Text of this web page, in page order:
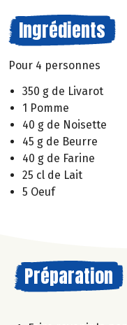
Ingrédients
Pour 4 personnes
350 g de Livarot
1 Pomme
40 g de Noisette
45 g de Beurre
40 g de Farine
25 cl de Lait
5 Oeuf
Préparation